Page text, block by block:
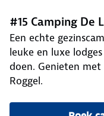
#15 Camping De
Een echte
leuke en luxe
doen. Genieten
Roggel.